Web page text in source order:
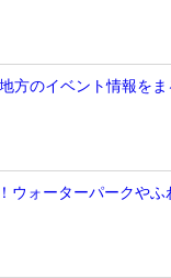
方のイベント情報を
ウォーターパークやふ